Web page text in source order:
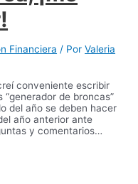
Financiera / PorValeria
conveniente escribir
de broncas”
del año se deben hacer
año anterior ante
y comentarios…